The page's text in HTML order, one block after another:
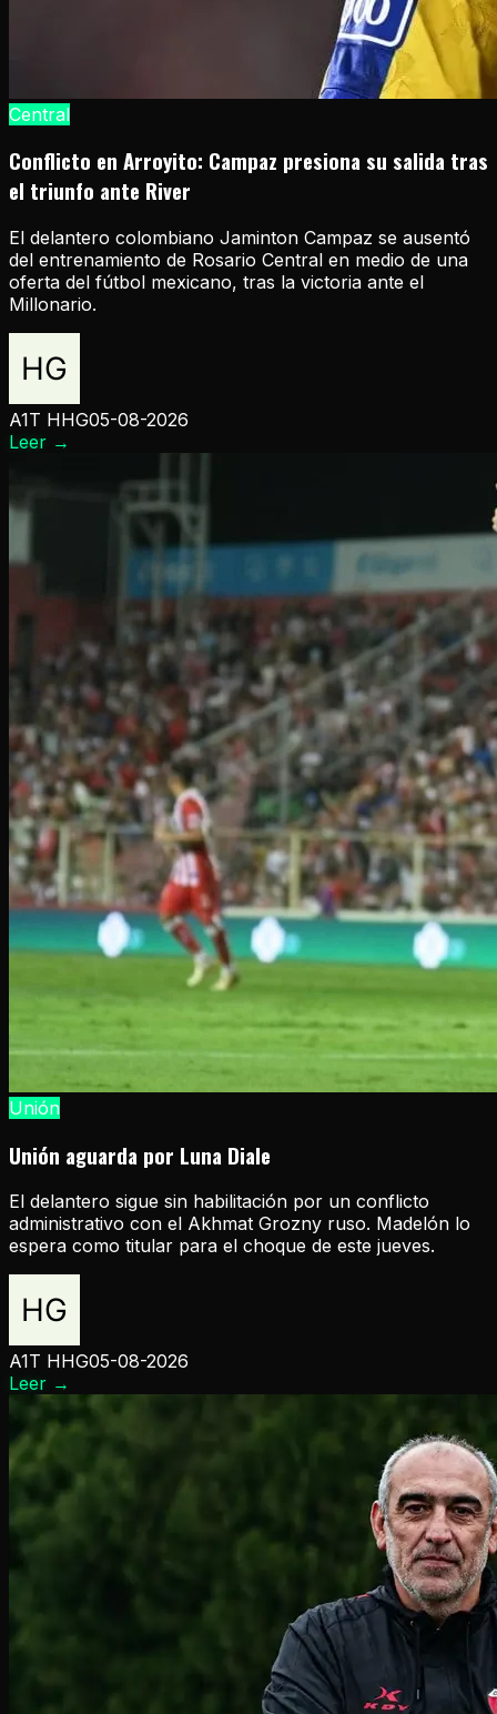
Central
Conflicto en Arroyito: Campaz presiona su salida tras
el triunfo ante River
El delantero colombiano Jaminton Campaz se ausentó
del entrenamiento de Rosario Central en medio de una
oferta del fútbol mexicano, tras la victoria ante el
Millonario.
A1T HHG05-08-2026
Leer →
Unión
Unión aguarda por Luna Diale
El delantero sigue sin habilitación por un conflicto
administrativo con el Akhmat Grozny ruso. Madelón lo
espera como titular para el choque de este jueves.
A1T HHG05-08-2026
Leer →